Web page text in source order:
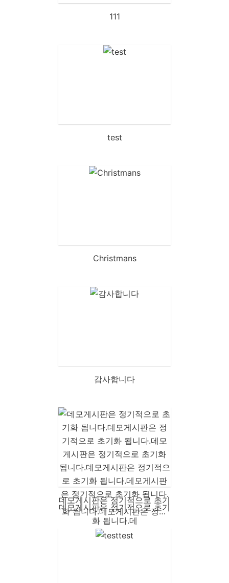
111
test
Christmans
감사합니다
데모게시판은 정기적으로 초기
화 됩니다.데모게시판은 정기
적으로 초기화 됩니다.데모게
시판은 정기적으로 초기화 됩